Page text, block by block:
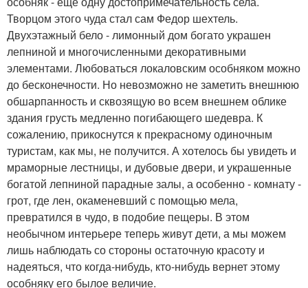
Творцом этого чуда стал сам Федор шехтель.
Двухэтажный бело - лимонный дом богато украшен
лепниной и многочисленными декоративными
элементами. Любоваться локаловским особняком можно
до бесконечности. Но невозможно не заметить внешнюю
обшарпанность и сквозящую во всем внешнем облике
здания грусть медленно погибающего шедевра. К
сожалению, прикоснутся к прекрасному одиночным
туристам, как мы, не получится. А хотелось бы увидеть и
мраморные лестницы, и дубовые двери, и украшенные
богатой лепниной парадные залы, а особенно - комнату -
грот, где лен, окаменевший с помощью мела,
превратился в чудо, в подобие пещеры. В этом
необычном интерьере теперь живут дети, а мы можем
лишь наблюдать со стороны остаточную красоту и
надеяться, что когда-нибудь, кто-нибудь вернет этому
особняку его былое величие.